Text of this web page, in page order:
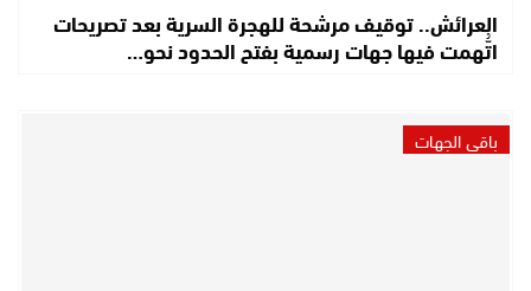
العرائش.. توقيف مرشحة للهجرة السرية بعد تصريحات
اتُّهمت فيها جهات رسمية بفتح الحدود نحو…
باقي الجهات